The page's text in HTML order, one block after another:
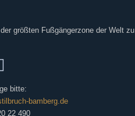
größten Fußgängerzone der Welt zu
bitte:
bamberg.de
22 490